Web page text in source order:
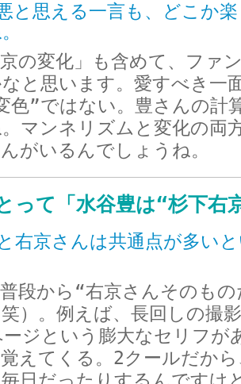
と思える一言も、どこか
の変化」も含めて、ファ
と思います。愛すべき一
色”ではない。豊さんの計
マンネリズムと変化の両
がいるんでしょうね。
って「水谷豊は“杉下右
右京さんは共通点が多い
段から“右京さんそのも
）。例えば、長回しの撮
ジという膨大なセリフが
えてくる。2クールだか